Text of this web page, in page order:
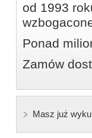
od 1993
Ponad
Zamów
Masz już